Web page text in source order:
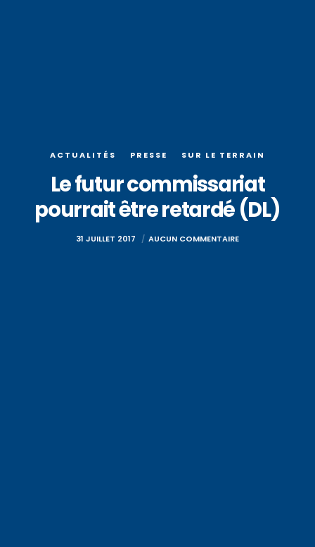
ACTUALITÉS PRESSE SUR LE TERRAIN
Le futur commissariat
pourrait être retardé (DL)
31 JUILLET 2017 AUCUN COMMENTAIRE